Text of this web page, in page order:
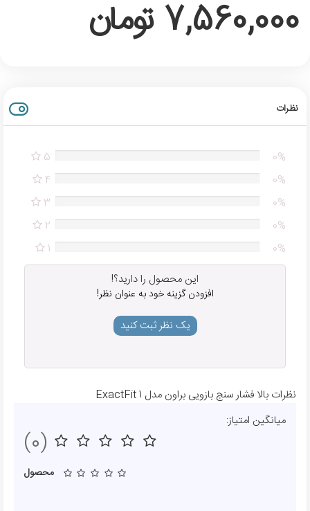
7,560,000 تومان
نظرات
5
0%
4
0%
3
0%
2
0%
1
0%
این محصول را دارید؟!
افزودن گزینه خود به عنوان نظر!
یک نظر ثبت کنید
نظرات بالا فشار سنج بازویی براون مدل ExactFit 1
میانگین امتیاز:
(0)
محصول